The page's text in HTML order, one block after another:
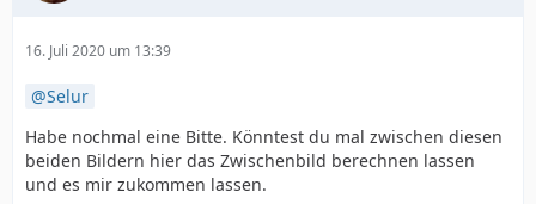
16. Juli 2020 um 13:39
Selur
Habe nochmal eine Bitte. Könntest du mal zwischen diesen
beiden Bildern hier das Zwischenbild berechnen lassen
und es mir zukommen lassen.